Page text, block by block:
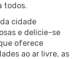
todos.
cidade
e delicie-se
oferece
ao ar livre, as